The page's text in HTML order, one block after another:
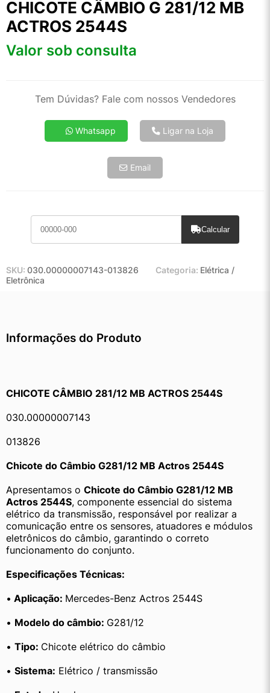
CHICOTE CÂMBIO G 281/12 MB
ACTROS 2544S
Valor sob consulta
Tem Dúvidas? Fale com nossos Vendedores
Whatsapp Ligar na Loja
Email
Calcular
SKU: 030.00000007143-013826 Categoria: Elétrica /
Eletrônica
Informações do Produto
CHICOTE CÂMBIO 281/12 MB ACTROS 2544S
030.00000007143
013826
Chicote do Câmbio G281/12 MB Actros 2544S
Apresentamos o Chicote do Câmbio G281/12 MB
Actros 2544S, componente essencial do sistema
elétrico da transmissão, responsável por realizar a
comunicação entre os sensores, atuadores e módulos
eletrônicos do câmbio, garantindo o correto
funcionamento do conjunto.
Especificações Técnicas:
• Aplicação: Mercedes-Benz Actros 2544S
• Modelo do câmbio: G281/12
• Tipo: Chicote elétrico do câmbio
• Sistema: Elétrico / transmissão